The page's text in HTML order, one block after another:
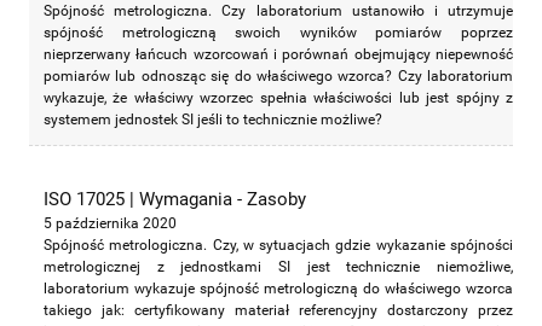
Spójność metrologiczna. Czy laboratorium ustanowiło i utrzymuje
spójność metrologiczną swoich wyników pomiarów poprzez
nieprzerwany łańcuch wzorcowań i porównań obejmujący niepewność
pomiarów lub odnosząc się do właściwego wzorca? Czy laboratorium
wykazuje, że właściwy wzorzec spełnia właściwości lub jest spójny z
systemem jednostek SI jeśli to technicznie możliwe?
ISO 17025 | Wymagania - Zasoby
5 października 2020
Spójność metrologiczna. Czy, w sytuacjach gdzie wykazanie spójności
metrologicznej z jednostkami SI jest technicznie niemożliwe,
laboratorium wykazuje spójność metrologiczną do właściwego wzorca
takiego jak: certyfikowany materiał referencyjny dostarczony przez